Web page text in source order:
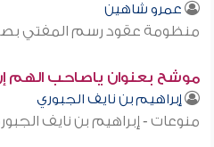
عمرو شاهين
منظومة عقود رسم المفتي
موشح بعنوان ياصاحب الهم
إبراهيم بن نايف الجبوري
منوعات - إبراهيم بن نايف